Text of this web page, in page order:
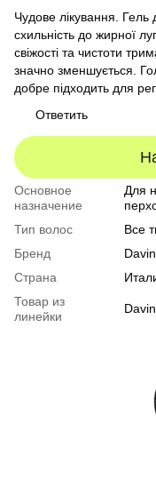
Чудове лікування.
схильність до жирної
свіжості та чистоти
значно зменшується.
добре підходить для
Ответить
Основное
назначение
Для
Тип волос
Все
Бренд
Страна
Товар из
линейки